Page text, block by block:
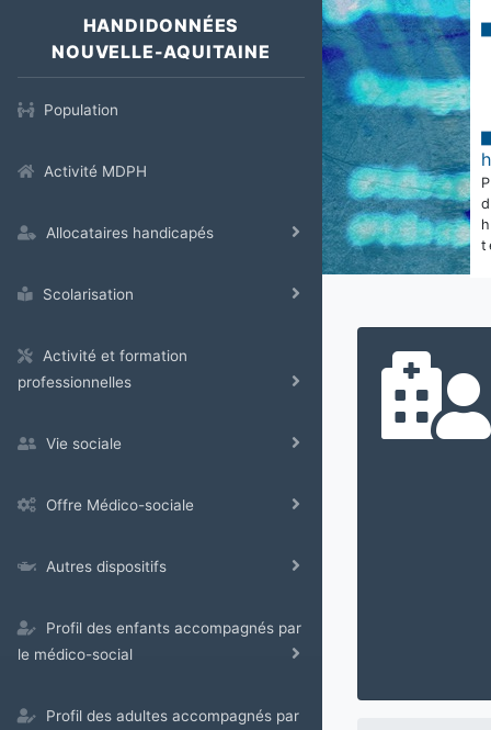
HANDIDONNÉES
NOUVELLE-AQUITAINE
Population
Activité MDPH
Allocataires handicapés
Scolarisation
Activité et formation
professionnelles
Vie sociale
Offre Médico-sociale
Autres dispositifs
Profil des enfants accompagnés par
le médico-social
Profil des adultes accompagnés par